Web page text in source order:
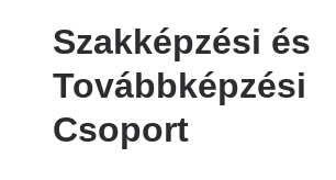
Szakképzési és
Továbbképzési
Csoport